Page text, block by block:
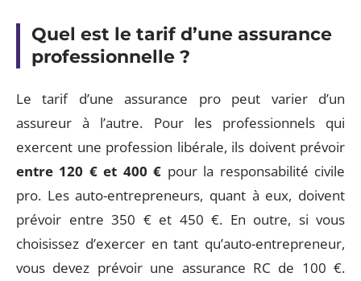
Quel est le tarif d’une assurance
professionnelle ?
Le tarif d’une assurance pro peut varier d’un
assureur à l’autre. Pour les professionnels qui
exercent une profession libérale, ils doivent prévoir
entre 120 € et 400 € pour la responsabilité civile
pro. Les auto-entrepreneurs, quant à eux, doivent
prévoir entre 350 € et 450 €. En outre, si vous
choisissez d’exercer en tant qu’auto-entrepreneur,
vous devez prévoir une assurance RC de 100 €.